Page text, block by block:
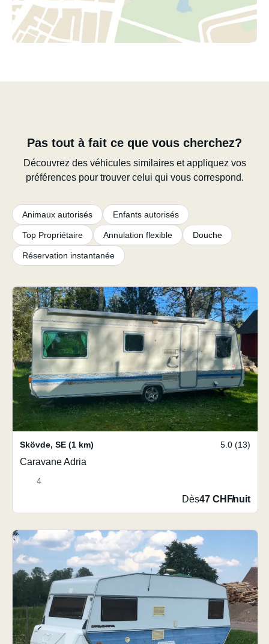
Pas tout à fait ce que vous cherchez?
Découvrez des véhicules similaires et appliquez vos
préférences pour trouver celui qui vous correspond.
Animaux autorisés Enfants autorisés
Top Propriétaire Annulation flexible Douche
Réservation instantanée
Skövde, SE (1 km) 5.0 (13)
Caravane Adria
4
Dès47 CHF/nuit